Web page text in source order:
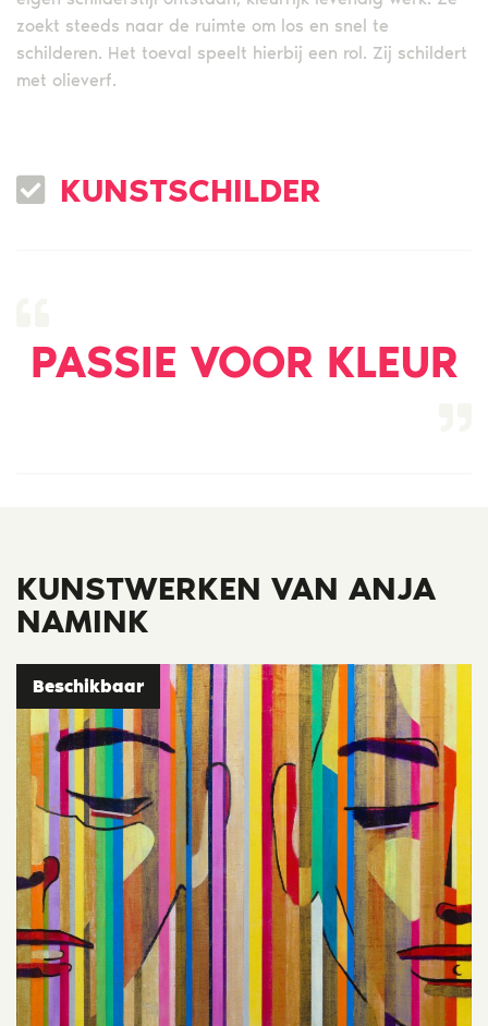
zoekt steeds naar de ruimte om los en snel te
schilderen. Het toeval speelt hierbij een rol. Zij schildert
met olieverf.
KUNSTSCHILDER
PASSIE VOOR KLEUR
KUNSTWERKEN VAN ANJA
NAMINK
Beschikbaar